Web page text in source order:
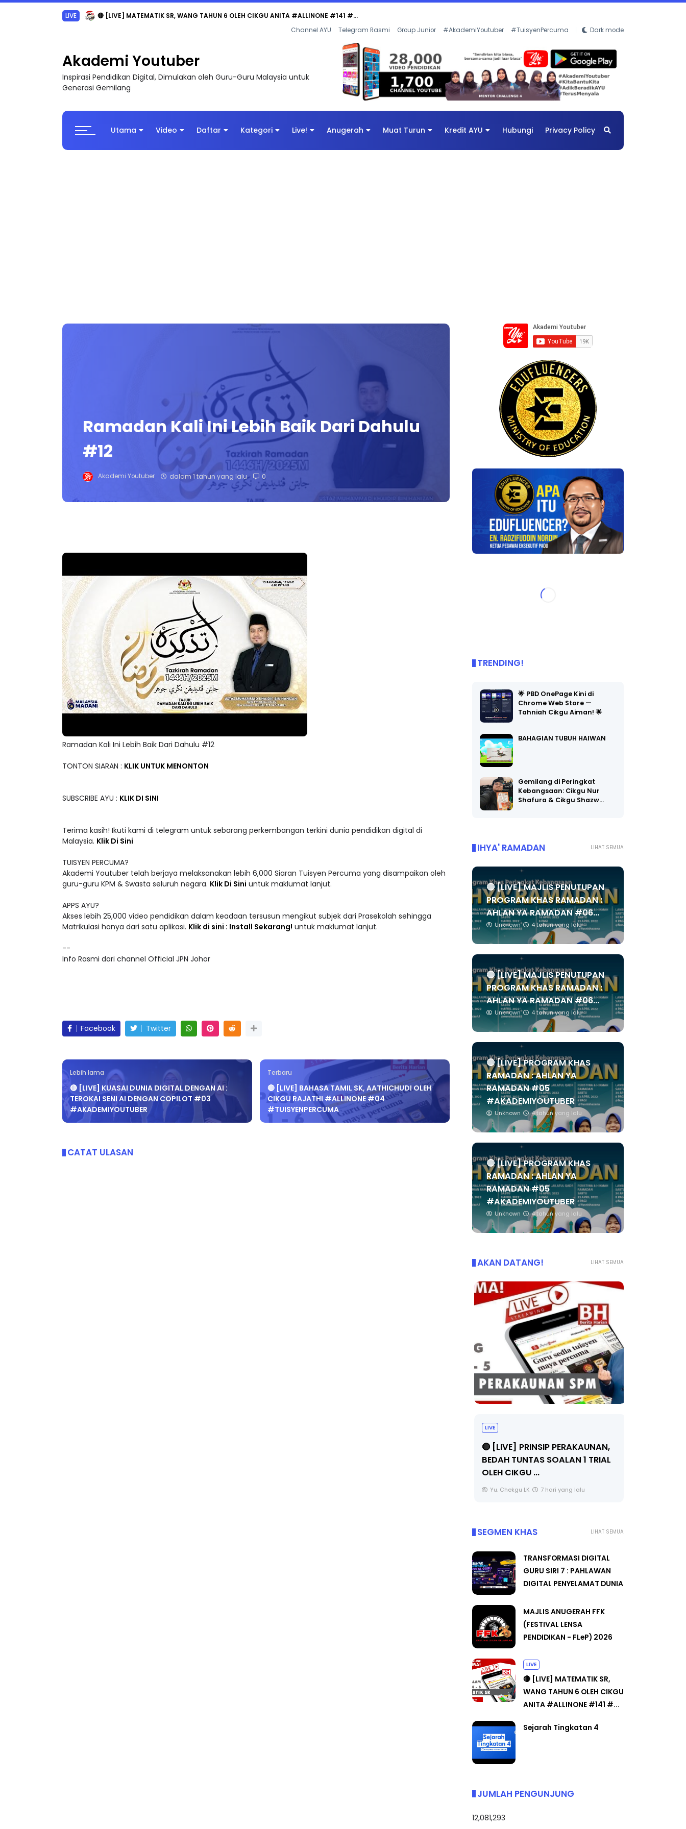
LIVE 🔴 [LIVE] MATEMATIK SR, WANG TAHUN 6 OLEH CIKGU ANITA #ALLINONE #141 #...
Channel AYU Telegram Rasmi Group Junior #AkademiYoutuber #TuisyenPercuma Dark mode
Akademi Youtuber
Inspirasi Pendidikan Digital, Dimulakan oleh Guru-Guru Malaysia untuk
Generasi Gemilang
Utama Video Daftar Kategori Live! Anugerah Muat Turun Kredit AYU Hubungi Privacy Policy
Ramadan Kali Ini Lebih Baik Dari Dahulu
#12
Akademi Youtuber dalam 1 tahun yang lalu 0
Ramadan Kali Ini Lebih Baik Dari Dahulu #12
TONTON SIARAN : KLIK UNTUK MENONTON
SUBSCRIBE AYU : KLIK DI SINI
Terima kasih! Ikuti kami di telegram untuk sebarang perkembangan terkini dunia pendidikan digital di
Malaysia. Klik Di Sini
TUISYEN PERCUMA?
Akademi Youtuber telah berjaya melaksanakan lebih 6,000 Siaran Tuisyen Percuma yang disampaikan oleh
guru-guru KPM & Swasta seluruh negara. Klik Di Sini untuk maklumat lanjut.
APPS AYU?
Akses lebih 25,000 video pendidikan dalam keadaan tersusun mengikut subjek dari Prasekolah sehingga
Matrikulasi hanya dari satu aplikasi. Klik di sini : Install Sekarang! untuk maklumat lanjut.
--
Info Rasmi dari channel Official JPN Johor
Facebook Twitter
Lebih lama
🔴 [LIVE] KUASAI DUNIA DIGITAL DENGAN AI :
TEROKAI SENI AI DENGAN COPILOT #03
#AKADEMIYOUTUBER
Terbaru
🔴 [LIVE] BAHASA TAMIL SK, AATHICHUDI OLEH
CIKGU RAJATHI #ALLINONE #04
#TUISYENPERCUMA
CATAT ULASAN
TRENDING!
🌟 PBD OnePage Kini di
Chrome Web Store —
Tahniah Cikgu Aiman! 🌟
BAHAGIAN TUBUH HAIWAN
Gemilang di Peringkat
Kebangsaan: Cikgu Nur
Shafura & Cikgu Shazw…
LIHAT SEMUA
IHYA' RAMADAN
🔴 [LIVE] MAJLIS PENUTUPAN
PROGRAM KHAS RAMADAN :
AHLAN YA RAMADAN #06...
Unknown 4 tahun yang lalu
🔴 [LIVE] MAJLIS PENUTUPAN
PROGRAM KHAS RAMADAN :
AHLAN YA RAMADAN #06...
Unknown 4 tahun yang lalu
🔴 [LIVE] PROGRAM KHAS
RAMADAN : AHLAN YA
RAMADAN #05
#AKADEMIYOUTUBER
Unknown 4 tahun yang lalu
🔴 [LIVE] PROGRAM KHAS
RAMADAN : AHLAN YA
RAMADAN #05
#AKADEMIYOUTUBER
Unknown 4 tahun yang lalu
LIHAT SEMUA
AKAN DATANG!
LIVE
🔴 [LIVE] PRINSIP PERAKAUNAN,
BEDAH TUNTAS SOALAN 1 TRIAL
OLEH CIKGU ...
Yu. Chekgu LK 7 hari yang lalu
LIHAT SEMUA
SEGMEN KHAS
TRANSFORMASI DIGITAL
GURU SIRI 7 : PAHLAWAN
DIGITAL PENYELAMAT DUNIA
MAJLIS ANUGERAH FFK
(FESTIVAL LENSA
PENDIDIKAN - FLeP) 2026
LIVE
🔴 [LIVE] MATEMATIK SR,
WANG TAHUN 6 OLEH CIKGU
ANITA #ALLINONE #141 #...
Sejarah Tingkatan 4
JUMLAH PENGUNJUNG
12,081,293